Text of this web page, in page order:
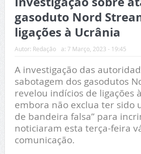
gasoduto Nord
ligações à Ucrânia
Autor: Redação a: 7 Março, 2023 - 19:45
A investigação das
sabotagem dos gasodutos
revelou indícios de ligações
embora não exclua ter sido
de bandeira falsa” para
noticiaram esta terça-feira
comunicação.